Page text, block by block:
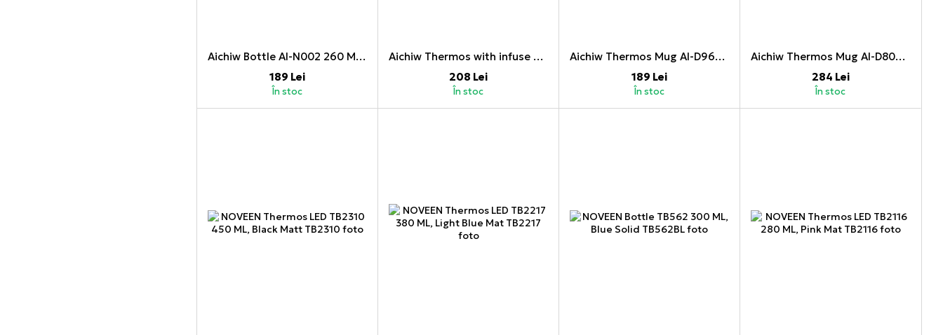
Aichiw Bottle AI-N002 260 ML, Gold
189 Lei
În stoc
Aichiw Thermos with infuse system AI-N006B 450 ML, Matte Grey
208 Lei
În stoc
Aichiw Thermos Mug AI-D96B 350 ML, Red
189 Lei
În stoc
Aichiw Thermos Mug AI-D80B 480 ML, Blue
284 Lei
În stoc